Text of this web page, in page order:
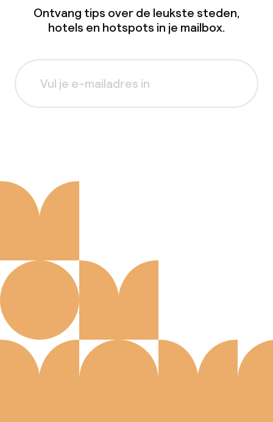
Ontvang tips over de leukste steden,
hotels en hotspots in je mailbox.